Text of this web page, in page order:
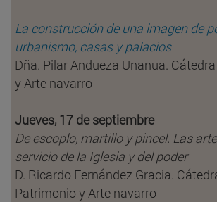
La construcción de una imagen de
urbanismo, casas y palacios
Dña. Pilar Andueza Unanua.
y Arte navarro
Jueves, 17 de septiembre
De escoplo, martillo y pincel. Las
servicio de la Iglesia y del poder
D. Ricardo Fernández Gracia.
Patrimonio y Arte navarro